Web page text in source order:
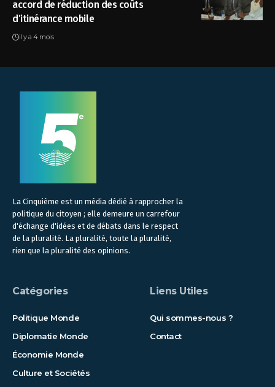
accord de réduction des coûts
d’itinérance mobile
il y a 4 mois
La Cinquième est un média dédié à rapprocher la
politique du citoyen ; elle demeure un carrefour
d'échange d'idées et de débats dans le respect
de la pluralité. La pluralité, toute la pluralité,
rien que la pluralité des opinions.
Catégories
Politique Monde
Diplomatie Monde
Économie Monde
Culture et Sociétés
Liens Utiles
Qui sommes-nous ?
Contact